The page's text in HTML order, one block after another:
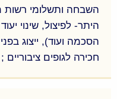
השבחה ותשלומי רשות
היתר- לפיצול, שינוי
הסכמה ועוד), ייצוג
חכירה לגופים ציבוריים ;